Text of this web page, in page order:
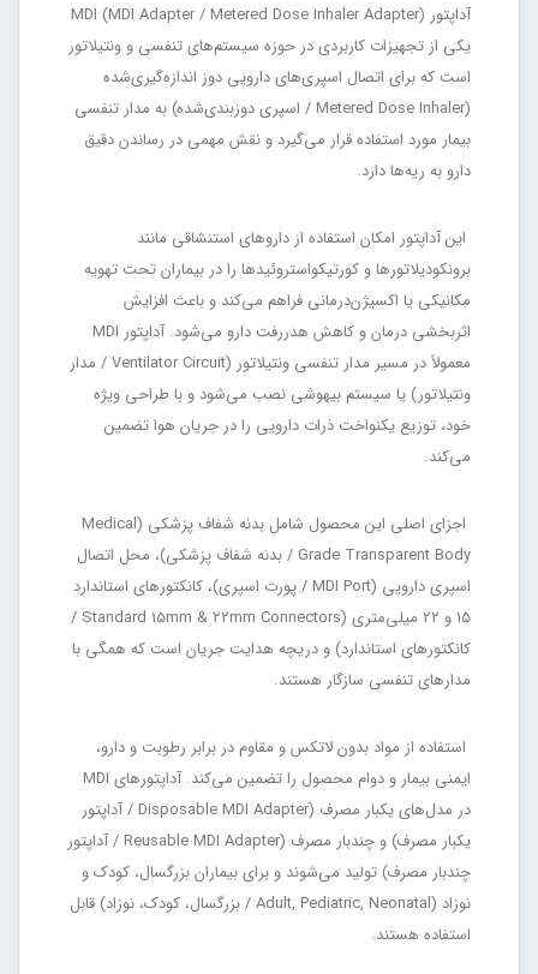
آداپتور MDI (MDI Adapter / Metered Dose Inhaler Adapter)
یکی از تجهیزات کاربردی در حوزه سیستم‌های تنفسی و ونتیلاتور
است که برای اتصال اسپری‌های دارویی دوز اندازه‌گیری‌شده
(Metered Dose Inhaler / اسپری دوزبندی‌شده) به مدار تنفسی
بیمار مورد استفاده قرار می‌گیرد و نقش مهمی در رساندن دقیق
دارو به ریه‌ها دارد.
این آداپتور امکان استفاده از داروهای استنشاقی مانند
برونکودیلاتورها و کورتیکواستروئیدها را در بیماران تحت تهویه
مکانیکی یا اکسیژن‌درمانی فراهم می‌کند و باعث افزایش
اثربخشی درمان و کاهش هدررفت دارو می‌شود. آداپتور MDI
معمولاً در مسیر مدار تنفسی ونتیلاتور (Ventilator Circuit / مدار
ونتیلاتور) یا سیستم بیهوشی نصب می‌شود و با طراحی ویژه
خود، توزیع یکنواخت ذرات دارویی را در جریان هوا تضمین
می‌کند.
اجزای اصلی این محصول شامل بدنه شفاف پزشکی (Medical
Grade Transparent Body / بدنه شفاف پزشکی)، محل اتصال
اسپری دارویی (MDI Port / پورت اسپری)، کانکتورهای استاندارد
15 و 22 میلی‌متری (Standard 15mm & 22mm Connectors /
کانکتورهای استاندارد) و دریچه هدایت جریان است که همگی با
مدارهای تنفسی سازگار هستند.
استفاده از مواد بدون لاتکس و مقاوم در برابر رطوبت و دارو،
ایمنی بیمار و دوام محصول را تضمین می‌کند. آداپتورهای MDI
در مدل‌های یکبار مصرف (Disposable MDI Adapter / آداپتور
یکبار مصرف) و چندبار مصرف (Reusable MDI Adapter / آداپتور
چندبار مصرف) تولید می‌شوند و برای بیماران بزرگسال، کودک و
نوزاد (Adult, Pediatric, Neonatal / بزرگسال، کودک، نوزاد) قابل
استفاده هستند.